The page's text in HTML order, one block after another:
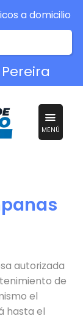
a domicilio
Pereira
MENÚ
autorizada
de
el
hasta el